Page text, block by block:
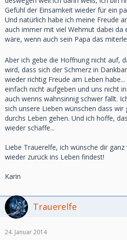
Gefühl der Einsamkeit wieder für ein
Und natürlich habe ich meine Freude
auch immer mit viel Wehmut dabei da
wäre, wenn auch sein Papa das
Aber ich gebe die Hoffnung nicht auf,
wird, dass sich der Schmerz in
wieder richtig Freude am Leben
einfach nicht aufgeben und uns nicht
auch wenns wahnsinnig schwer fällt.
sich unsere Lieben wünschen dass wir
durchs Leben gehen. Und ich hoffe,
wieder schaffe...
Liebe Trauerelfe, ich wünsche dir
wieder zurück ins Leben findest!
Karin
Trauerelfe
24. Januar 2014